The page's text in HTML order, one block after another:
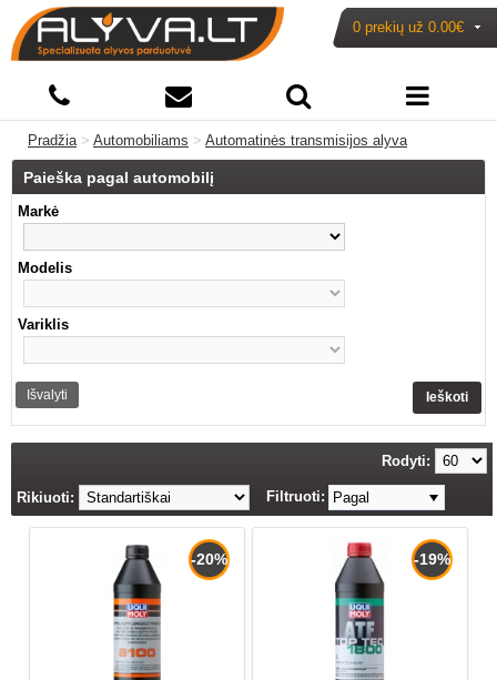
0 prekių už 0.00€
Pradžia> Automobiliams > Automatinės transmisijos alyva
Paieška pagal automobilį
Markė
Modelis
Variklis
Išvalyti Ieškoti
Rodyti:
Rikiuoti: Filtruoti: Pagal
-20% -19%